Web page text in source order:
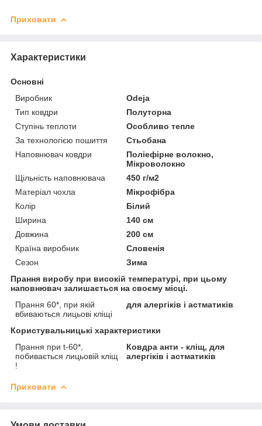
Приховати
Характеристики
Основні
Виробник
Odeja
Тип ковдри
Полуторна
Ступінь теплоти
Особливо тепле
За технологією пошиття
Стьобана
Наповнювач ковдри
Поліефірне волокно,
Мікроволокно
Щільність наповнювача
450 г/м2
Матеріал чохла
Мікрофібра
Колір
Білий
Ширина
140 см
Довжина
200 см
Країна виробник
Словенія
Сезон
Зима
Прання виробу при високій температурі, при цьому
наповнювач залишається на своєму місці.
Прання 60*, при якій
вбиваються лицьові кліщі
для алергіків і астматиків
Користувальницькі характеристики
Прання при t-60*,
побивається лицьовій кліщ
!
Ковдра анти - кліщ, для
алергіків і астматиків
Приховати